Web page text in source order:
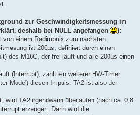
zur Geschwindigkeitsmessung im
deshalb bei NULL angefangen
):
von einem Radimpuls zum nächsten.
ist 200µs, definiert durch einen
des M16C, der frei läuft und alle 200µs einen
(Interrupt), zählt ein weiterer HW-Timer
Mode') diesen Impuls. TA2 ist also der
wird TA2 irgendwann überlaufen (nach ca. 0,8
erzeugen. Dann wird die